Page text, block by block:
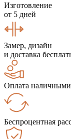
Изготовление
от 5 дней
Замер, дизайн
и доставка
Оплата
Беспроцентная